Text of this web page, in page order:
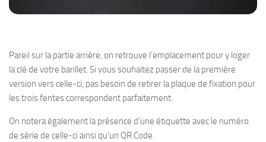
Pareil sur la partie arrière, on retrouve l’emplacement pour y loger
la clé de votre barillet. Si vous souhaitez passer de la première
version vers celle-ci, pas besoin de retirer la plaque de fixation pour
les trois fentes correspondent parfaitement.
On notera également la présence d’une étiquette avec le numéro
de série de celle-ci ainsi qu’un QR Code.